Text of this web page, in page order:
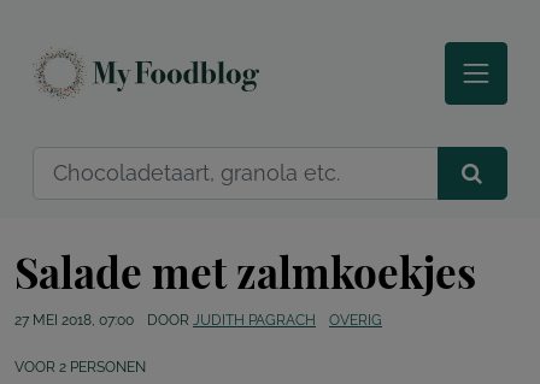
Salade met zalmkoekjes
27 MEI 2018, 07:00 DOOR JUDITH PAGRACH OVERIG
VOOR 2 PERSONEN